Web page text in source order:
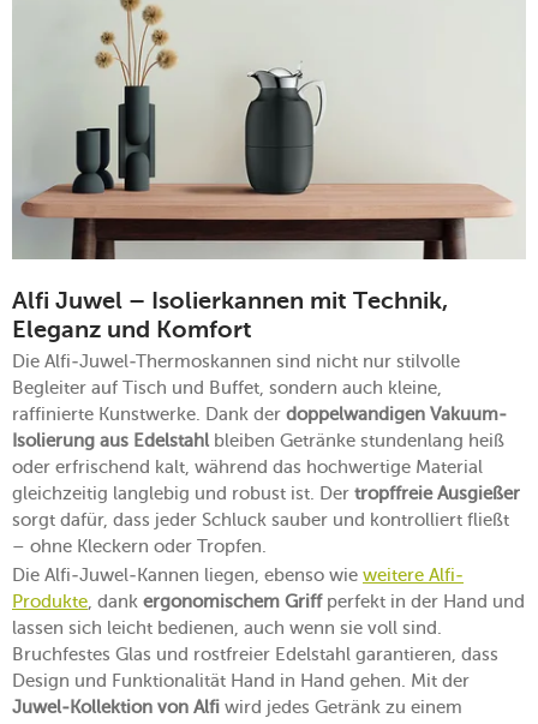
Alfi Juwel – Isolierkannen mit Technik,
Eleganz und Komfort
Die Alfi-Juwel-Thermoskannen sind nicht nur stilvolle
Begleiter auf Tisch und Buffet, sondern auch kleine,
raffinierte Kunstwerke. Dank der doppelwandigen Vakuum-
Isolierung aus Edelstahl bleiben Getränke stundenlang heiß
oder erfrischend kalt, während das hochwertige Material
gleichzeitig langlebig und robust ist. Der tropffreie Ausgießer
sorgt dafür, dass jeder Schluck sauber und kontrolliert fließt
– ohne Kleckern oder Tropfen.
Die Alfi-Juwel-Kannen liegen, ebenso wie weitere Alfi-
Produkte , dank ergonomischem Griffperfekt in der Hand und
lassen sich leicht bedienen, auch wenn sie voll sind.
Bruchfestes Glas und rostfreier Edelstahl garantieren, dass
Design und Funktionalität Hand in Hand gehen. Mit der
Juwel-Kollektion von Alfi wird jedes Getränk zu einem